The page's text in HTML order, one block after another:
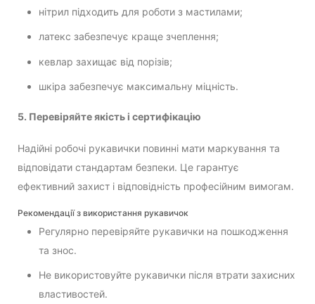
нітрил підходить для роботи з мастилами;
латекс забезпечує краще зчеплення;
кевлар захищає від порізів;
шкіра забезпечує максимальну міцність.
5. Перевіряйте якість і сертифікацію
Надійні робочі рукавички повинні мати маркування та
відповідати стандартам безпеки. Це гарантує
ефективний захист і відповідність професійним вимогам.
Рекомендації з використання рукавичок
Регулярно перевіряйте рукавички на пошкодження
та знос.
Не використовуйте рукавички після втрати захисних
властивостей.